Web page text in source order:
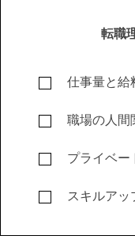
転職
仕事量と給
職場の人間
プライベー
スキルアッ